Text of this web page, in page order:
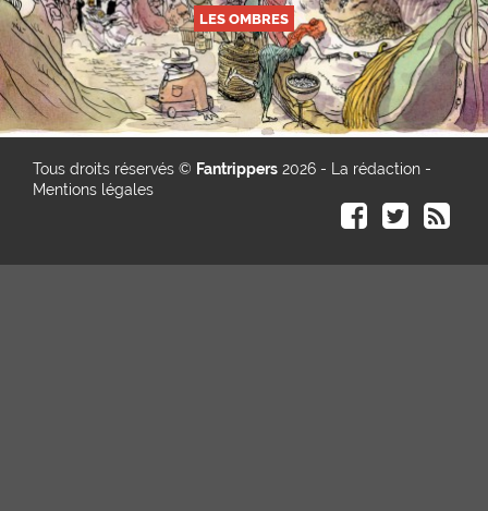
LES OMBRES
Tous droits réservés © Fantrippers 2026 - La rédaction -
Mentions légales